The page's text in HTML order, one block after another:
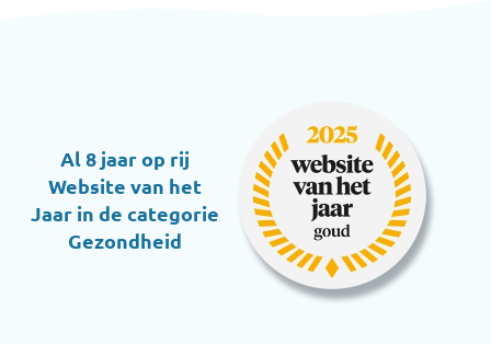
Al 8 jaar op rij
Website van het
Jaar in de categorie
Gezondheid